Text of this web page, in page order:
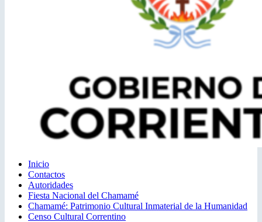
Inicio
Contactos
Autoridades
Fiesta Nacional del Chamamé
Chamamé: Patrimonio Cultural Inmaterial de la Humanidad
Censo Cultural Correntino